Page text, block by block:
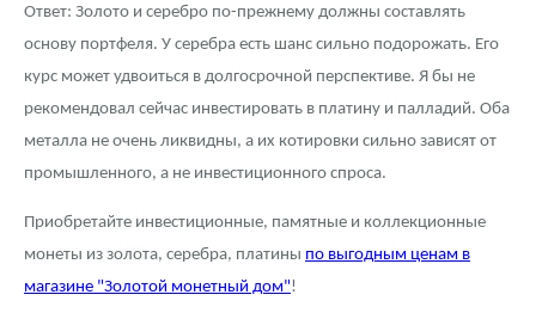
Ответ: Золото и серебро по-прежнему должны составлять
основу портфеля. У серебра есть шанс сильно подорожать. Его
курс может удвоиться в долгосрочной перспективе. Я бы не
рекомендовал сейчас инвестировать в платину и палладий. Оба
металла не очень ликвидны, а их котировки сильно зависят от
промышленного, а не инвестиционного спроса.
Приобретайте инвестиционные, памятные и коллекционные
монеты из золота, серебра, платины по выгодным ценам в
магазине "Золотой монетный дом"!